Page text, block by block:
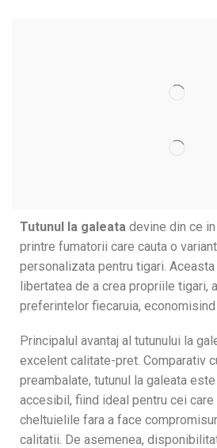
Tutunul la galeata devine din ce
printre fumatorii care cauta o
personalizata pentru tigari.
libertatea de a crea propriile tigari,
preferintelor fiecaruia,
Principalul avantaj al tutunului la
excelent calitate-pret. Comparativ
preambalate, tutunul la galeata
accesibil, fiind ideal pentru cei
cheltuielile fara a face
calitatii. De asemenea,